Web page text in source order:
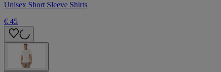
Unisex Short Sleeve Shirts
€ 45